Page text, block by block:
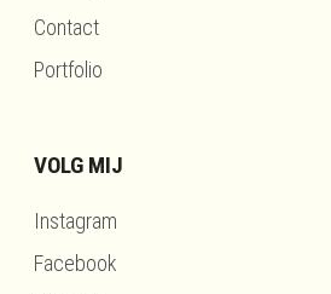
Contact
Portfolio
VOLG MIJ
Instagram
Facebook